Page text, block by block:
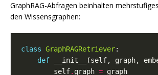
GraphRAG-Abfragen beinhalten
den Wissensgraphen:
class GraphRAGRetriever
def
        self
. graph =